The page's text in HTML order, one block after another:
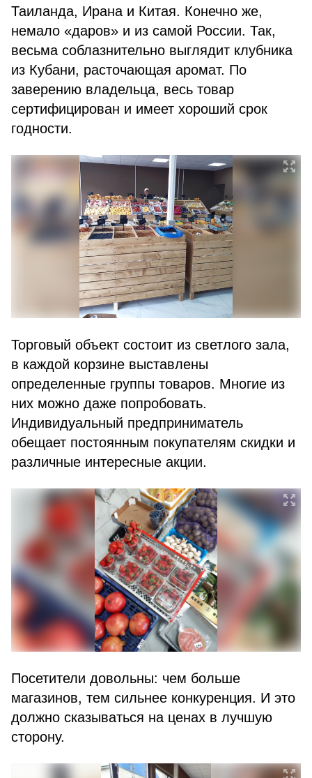
Таиланда, Ирана и Китая. Конечно же,
немало «даров» и из самой России. Так,
весьма соблазнительно выглядит клубника
из Кубани, расточающая аромат. По
заверению владельца, весь товар
сертифицирован и имеет хороший срок
годности.
Торговый объект состоит из светлого зала,
в каждой корзине выставлены
определенные группы товаров. Многие из
них можно даже попробовать.
Индивидуальный предприниматель
обещает постоянным покупателям скидки и
различные интересные акции.
Посетители довольны: чем больше
магазинов, тем сильнее конкуренция. И это
должно сказываться на ценах в лучшую
сторону.